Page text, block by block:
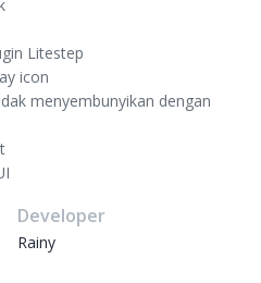
Litestep
icon
menyembunyikan dengan
Developer
Rainy